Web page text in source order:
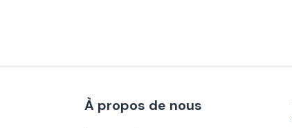
À propos de nous